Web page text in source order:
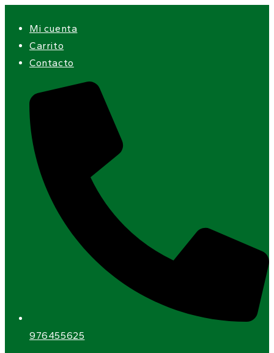
contenido
Mi cuenta
Carrito
Contacto
976455625